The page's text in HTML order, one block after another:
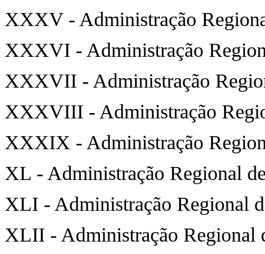
XXXV - Administração
XXXVI - Administração
XXXVII - Administração
XXXVIII - Administração
XXXIX - Administração
XL - Administração Regional
XLI - Administração Regional
XLII - Administração Regional